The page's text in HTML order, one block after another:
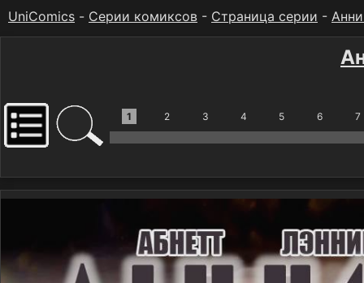
UniComics - Серии комиксов - Страница серии -
1 2 3 4 5 6 7